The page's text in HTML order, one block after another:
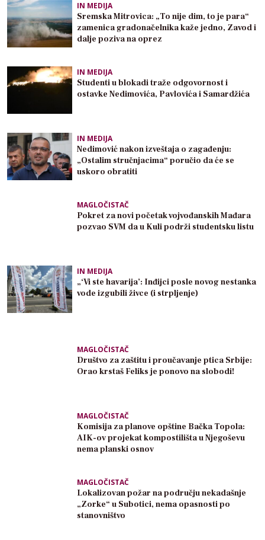
IN MEDIJA
Sremska Mitrovica: „To nije dim, to je para“
zamenica gradonačelnika kaže jedno, Zavod i
dalje poziva na oprez
IN MEDIJA
Studenti u blokadi traže odgovornost i
ostavke Nedimovića, Pavlovića i Samardžića
IN MEDIJA
Nedimović nakon izveštaja o zagađenju:
„Ostalim stručnjacima“ poručio da će se
uskoro obratiti
MAGLOČISTAČ
Pokret za novi početak vojvođanskih Mađara
pozvao SVM da u Kuli podrži studentsku listu
IN MEDIJA
„‘Vi ste havarija’: Inđijci posle novog nestanka
vode izgubili živce (i strpljenje)
MAGLOČISTAČ
Društvo za zaštitu i proučavanje ptica Srbije:
Orao krstaš Feliks je ponovo na slobodi!
MAGLOČISTAČ
Komisija za planove opštine Bačka Topola:
AIK-ov projekat kompostilišta u Njegoševu
nema planski osnov
MAGLOČISTAČ
Lokalizovan požar na području nekadašnje
„Zorke“ u Subotici, nema opasnosti po
stanovništvo